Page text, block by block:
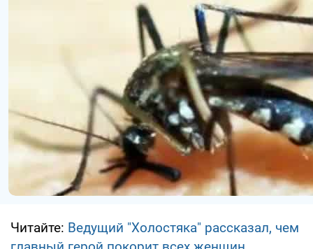
Читайте: Ведущий "Холостяка" рассказал, чем